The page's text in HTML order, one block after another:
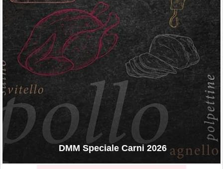
DMM Speciale Carni 2026